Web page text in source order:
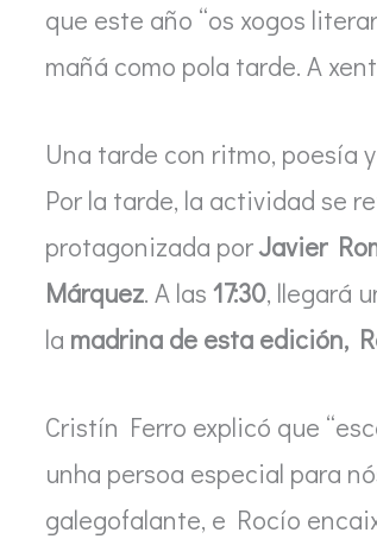
que este año “os xogos
mañá como pola tarde. A
Una tarde con ritmo, poesía
Por la tarde, la actividad se
protagonizada porJavier
Márquez. A las 17:30, llegará
la madrina de esta edición,
Cristín Ferro explicó que
unha persoa especial para
galegofalante, e Rocío